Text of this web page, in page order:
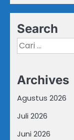
Search
Cari
untuk:
Archives
Agustus 2026
Juli 2026
Juni 2026